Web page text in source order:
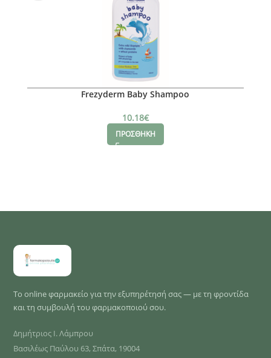
Frezyderm Baby Shampoo
10.18€
ΠΡΟΣΘΗΚΗ
Το online φαρμακείο για την εξυπηρέτησή σας — με τη φροντίδα
και τη συμβουλή του φαρμακοποιού σου.
Δημήτριος Ι. Λάμπρου
Βασιλέως Παύλου 63, Σπάτα, 19004